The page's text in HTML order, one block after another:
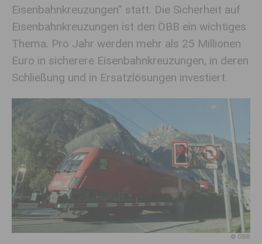
Eisenbahnkreuzungen” statt. Die Sicherheit auf
Eisenbahnkreuzungen ist den ÖBB ein wichtiges
Thema. Pro Jahr werden mehr als 25 Millionen
Euro in sicherere Eisenbahnkreuzungen, in deren
Schließung und in Ersatzlösungen investiert.
© ÖBB